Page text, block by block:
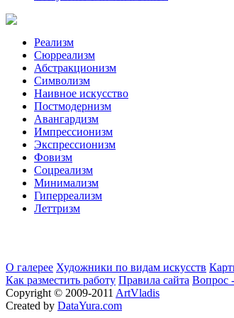
Реализм
Сюрреализм
Абстракционизм
Символизм
Наивное искусство
Постмодернизм
Авангардизм
Импрессионизм
Экспрессионизм
Фовизм
Соцреализм
Минимализм
Гиперреализм
Леттризм
О галерее Художники по видам искусств
Как разместить работу Правила сайта Вопрос
Copyright © 2009-2011 ArtVladis
Created by DataYura.com